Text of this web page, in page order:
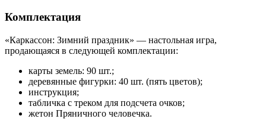
Комплектация
«Каркассон: Зимний праздник» — настольная игра,
продающаяся в следующей комплектации:
карты земель: 90 шт.;
деревянные фигурки: 40 шт. (пять цветов);
инструкция;
табличка с треком для подсчета очков;
жетон Пряничного человечка.